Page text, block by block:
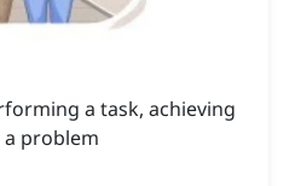
a task, achieving
problem